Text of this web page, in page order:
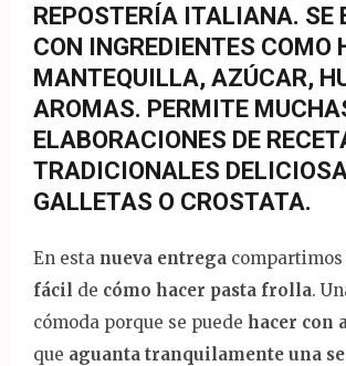
REPOSTERÍA ITALIANA. SE
CON INGREDIENTES COMO
MANTEQUILLA, AZÚCAR,
AROMAS. PERMITE
ELABORACIONES DE
TRADICIONALES
GALLETAS O CROSTATA.
En esta nueva entrega compartimos
fácil de cómo hacer pasta frolla.
cómoda porque se puede hacer con
que aguanta tranquilamente una